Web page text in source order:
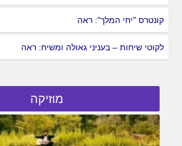
קונטרס "יחי המלך": ראה
לקוטי שיחות – בעניני גאולה ומשיח: ראה
מוזיקה